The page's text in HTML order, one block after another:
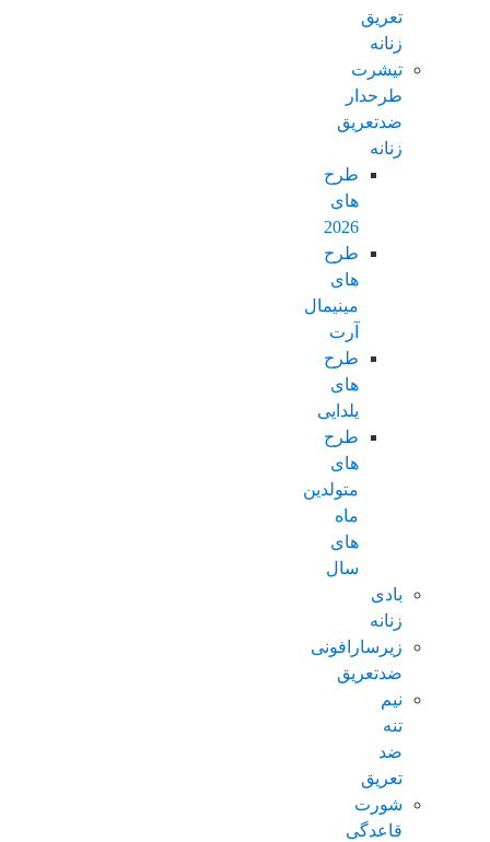
تعریق
زنانه
تیشرت
طرحدار
ضدتعریق
زنانه
طرح
های
2026
طرح
های
مینیمال
آرت
طرح
های
یلدایی
طرح
های
متولدین
ماه
های
سال
بادی
زنانه
زیرسارافونی
ضدتعریق
نیم
تنه
ضد
تعریق
شورت
قاعدگی